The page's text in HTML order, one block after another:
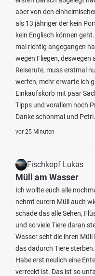
aber von den
als 13 jähriger der kein
kein Englisch können
mal richtig angegangen
wegen Fliegen, deswegen
Reiserute, muss erstmal
werfen, mehr erwarte ich
Einkaufskorb mit paar
Tipps und vorallem noch
Danke schonmal und Petri.
vor 25 Minuten
Fischkopf Lukas
Müll am Wasser
Ich wollte euch alle
nehmt eurern Müll auch
schade das alle Sehen,
und so viele Tiere daran
Wasser seht die ihren
das dadurch Tiere sterben.
Habe erst neulich eine
verreckt ist. Das ist so